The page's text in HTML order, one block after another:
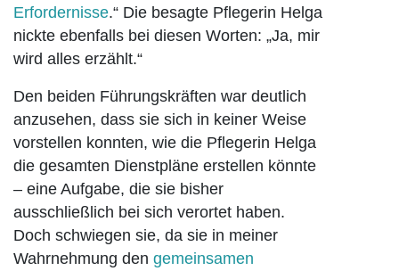
Erfordernisse.“ Die besagte Pflegerin Helga
nickte ebenfalls bei diesen Worten: „Ja, mir
wird alles erzählt.“
Den beiden Führungskräften war deutlich
anzusehen, dass sie sich in keiner Weise
vorstellen konnten, wie die Pflegerin Helga
die gesamten Dienstpläne erstellen könnte
– eine Aufgabe, die sie bisher
ausschließlich bei sich verortet haben.
Doch schwiegen sie, da sie in meiner
Wahrnehmung den gemeinsamen